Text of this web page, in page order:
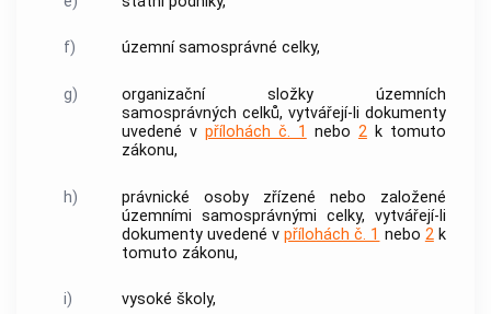
f) územní samosprávné celky,
g)
organizační složky územních
samosprávných celků, vytvářejí-li dokumenty
uvedené v přílohách č. 1 nebo 2k tomuto
zákonu,
h)
právnické osoby zřízené nebo založené
územními samosprávnými celky, vytvářejí-li
dokumentyuvedené vpřílohách č. 1 nebo 2k
tomuto zákonu,
i) vysoké školy,